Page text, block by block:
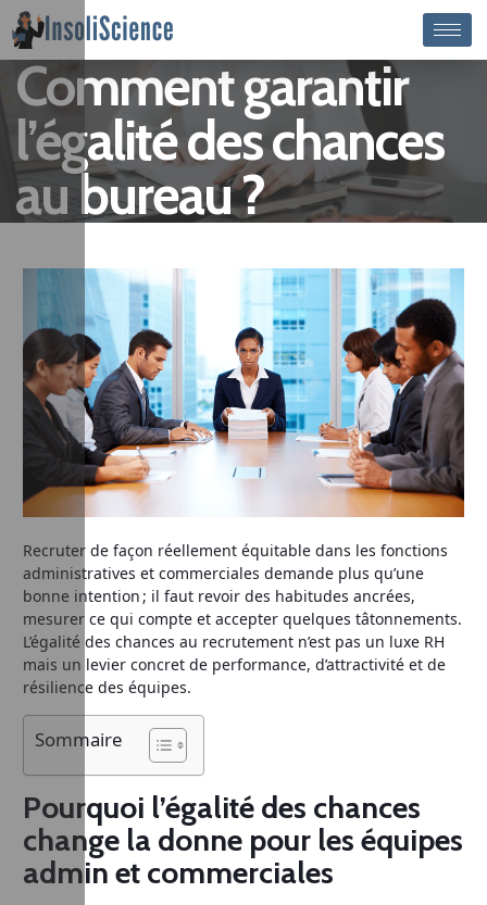
Comment garantir
l’égalité des chances
au bureau ?
Recruter de façon réellement équitable dans les fonctions
administratives et commerciales demande plus qu’une
bonne intention ; il faut revoir des habitudes ancrées,
mesurer ce qui compte et accepter quelques tâtonnements.
L’égalité des chances au recrutement n’est pas un luxe RH
mais un levier concret de performance, d’attractivité et de
résilience des équipes.
Sommaire
Pourquoi l’égalité des chances
change la donne pour les équipes
admin et commerciales